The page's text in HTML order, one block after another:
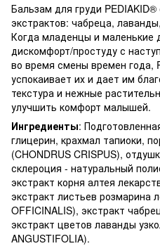
Бальзам для груди
экстрактов: чабреца,
Когда младенцы и маленькие
дискомфорт/простуду с
во время смены времен года,
успокаивает их и дает им
текстура и нежные
улучшить комфорт малышей.
Ингредиенты:
глицерин, крахмал тапиоки,
(CHONDRUS CRISPUS),
склероция - натуральный
экстракт корня алтея
экстракт листьев розмарина
OFFICINALIS), экстракт
экстракт цветов лаванды
ANGUSTIFOLIA).